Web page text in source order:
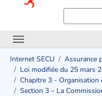
Internet SECU Assurance
Loi modifiée du 25 mars
Chapitre 3 - Organisation
Section 3 – La